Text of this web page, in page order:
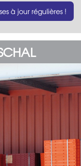
à jour régulières !